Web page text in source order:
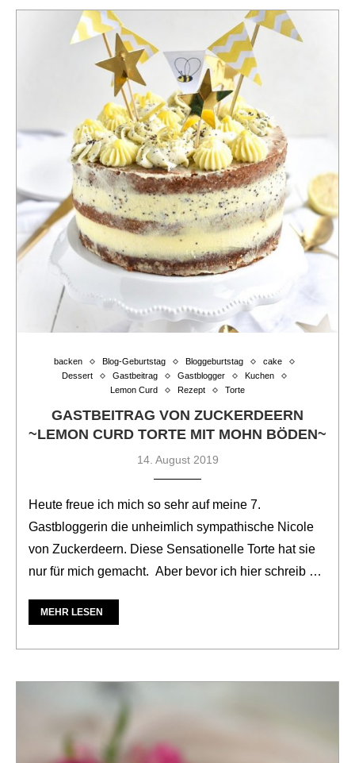
backen Blog-Geburtstag Bloggeburtstag
cake
Dessert
Gastbeitrag Gastblogger
Kuchen
Lemon Curd
Rezept Torte
GASTBEITRAG VON ZUCKERDEERN
~LEMON CURD TORTE MIT MOHN BÖDEN~
14. August 2019
Heute freue ich mich so sehr auf meine 7.
Gastbloggerin die unheimlich sympathische Nicole
von Zuckerdeern. Diese Sensationelle Torte hat sie
nur für mich gemacht. Aber bevor ich hier schreib …
MEHR LESEN